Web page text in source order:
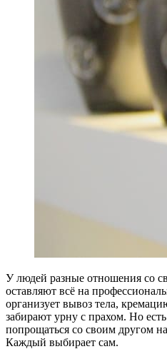
У людей разные отношения со
оставляют всё на
организует вывоз тела,
забирают урну с прахом. Но
попрощаться со своим другом
Каждый выбирает сам.